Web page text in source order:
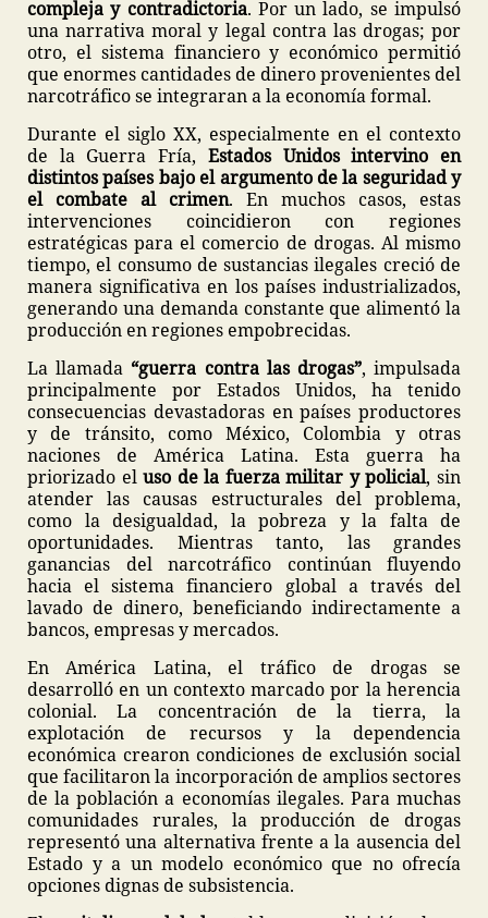
compleja y contradictoria. Por un lado, se impulsó
una narrativa moral y legal contra las drogas; por
otro, el sistema financiero y económico permitió
que enormes cantidades de dinero provenientes del
narcotráfico se integraran a la economía formal.
Durante el siglo XX, especialmente en el contexto
de la Guerra Fría, Estados Unidos intervino en
distintos países bajo el argumento de la seguridad y
el combate al crimen. En muchos casos, estas
intervenciones coincidieron con regiones
estratégicas para el comercio de drogas. Al mismo
tiempo, el consumo de sustancias ilegales creció de
manera significativa en los países industrializados,
generando una demanda constante que alimentó la
producción en regiones empobrecidas.
La llamada “guerra contra las drogas”, impulsada
principalmente por Estados Unidos, ha tenido
consecuencias devastadoras en países productores
y de tránsito, como México, Colombia y otras
naciones de América Latina. Esta guerra ha
priorizado eluso de la fuerza militar y policial, sin
atender las causas estructurales del problema,
como la desigualdad, la pobreza y la falta de
oportunidades. Mientras tanto, las grandes
ganancias del narcotráfico continúan fluyendo
hacia el sistema financiero global a través del
lavado de dinero, beneficiando indirectamente a
bancos, empresas y mercados.
En América Latina, el tráfico de drogas se
desarrolló en un contexto marcado por la herencia
colonial. La concentración de la tierra, la
explotación de recursos y la dependencia
económica crearon condiciones de exclusión social
que facilitaron la incorporación de amplios sectores
de la población a economías ilegales. Para muchas
comunidades rurales, la producción de drogas
representó una alternativa frente a la ausencia del
Estado y a un modelo económico que no ofrecía
opciones dignas de subsistencia.